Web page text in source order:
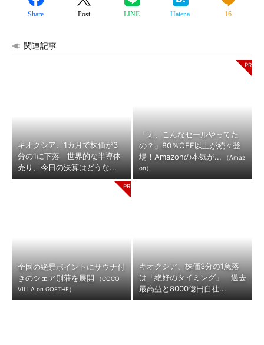
Share Post LINE Hatena 16
関連記事
キオクシア、1カ月で株価が3
分の1に下落 世界的な半導体
売り、今日の決算はどうな...
「え、こんなセールやってた
の？」80％OFF以上が続々登
場！Amazonの本気が...
（Amaz
on）
全国の絶景ポイントにサウナ付
きのシェア別荘を展開
（COCO
VILLA on GOETHE）
キオクシア、株価3分の1急落
は「絶好のタイミング」 過去
最高益と8000億円自社...